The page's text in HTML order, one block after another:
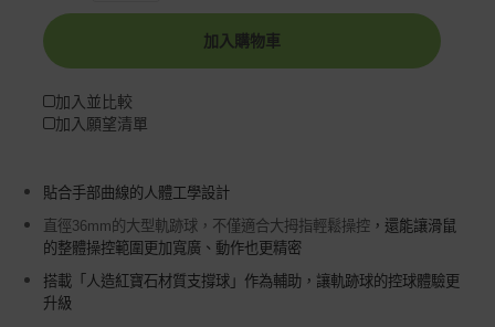
貼合手部曲線的人體工學設計
直徑36mm的大型軌跡球，不僅適合大拇指輕鬆操控 ，還能讓滑鼠
的整體操控範圍更加寬廣、動作也更精密
搭載「人造紅寶石材質支撐球」作為輔助，讓軌跡球的控球體驗更
升級
加入購物車
加入並比較
加入願望清單